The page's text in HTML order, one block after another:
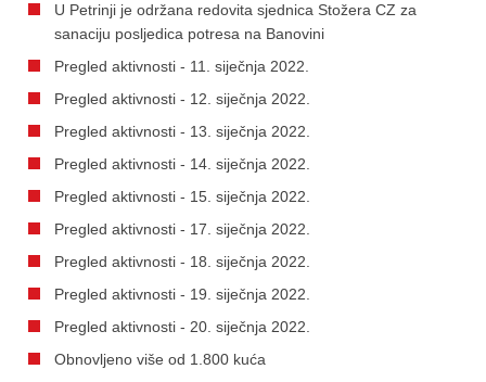
U Petrinji je održana redovita sjednica Stožera CZ za
sanaciju posljedica potresa na Banovini
Pregled aktivnosti - 11. siječnja 2022.
Pregled aktivnosti - 12. siječnja 2022.
Pregled aktivnosti - 13. siječnja 2022.
Pregled aktivnosti - 14. siječnja 2022.
Pregled aktivnosti - 15. siječnja 2022.
Pregled aktivnosti - 17. siječnja 2022.
Pregled aktivnosti - 18. siječnja 2022.
Pregled aktivnosti - 19. siječnja 2022.
Pregled aktivnosti - 20. siječnja 2022.
Obnovljeno više od 1.800 kuća